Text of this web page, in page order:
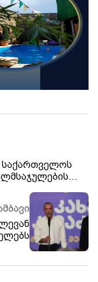
საქართველოს
აზრის
- უნდა გააუქმოს